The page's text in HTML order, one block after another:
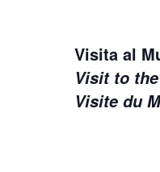
Visita al
Visit to
Visite du